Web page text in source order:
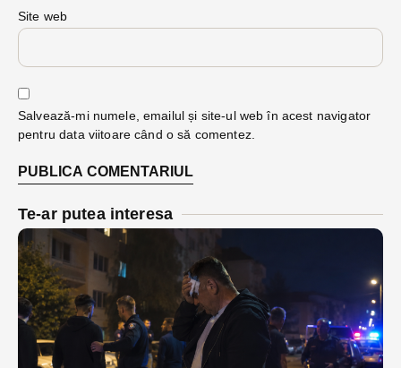
Site web
Salvează-mi numele, emailul și site-ul web în acest navigator
pentru data viitoare când o să comentez.
Te-ar putea interesa